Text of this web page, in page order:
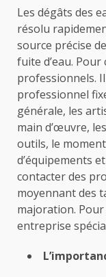
Les dégâts des
résolu
source précise
fuite d’eau.
professionnels.
professionnel
générale, les
main d’œuvre,
outils, le
d’équipements
contacter des
moyennant des
majoration.
entreprise